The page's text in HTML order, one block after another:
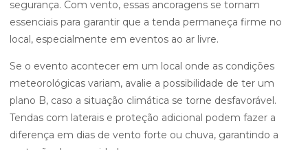
segurança. Com vento, essas ancoragens se tornam
essenciais para garantir que a tenda permaneça firme no
local, especialmente em eventos ao ar livre.
Se o evento acontecer em um local onde as condições
meteorológicas variam, avalie a possibilidade de ter um
plano B, caso a situação climática se torne desfavorável.
Tendas com laterais e proteção adicional podem fazer a
diferença em dias de vento forte ou chuva, garantindo a